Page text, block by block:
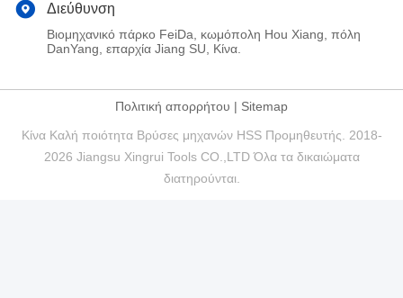
Διεύθυνση
Βιομηχανικό πάρκο FeiDa, κωμόπολη Hou Xiang, πόλη
DanYang, επαρχία Jiang SU, Κίνα.
Πολιτική απορρήτου | Sitemap
Κίνα Καλή ποιότητα Βρύσες μηχανών HSS Προμηθευτής. 2018-
2026 Jiangsu Xingrui Tools CO.,LTD Όλα τα δικαιώματα
διατηρούνται.